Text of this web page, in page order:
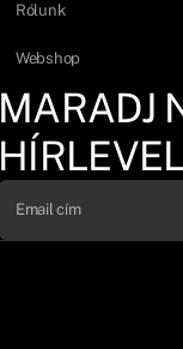
Rólunk
Webshop
MARADJ